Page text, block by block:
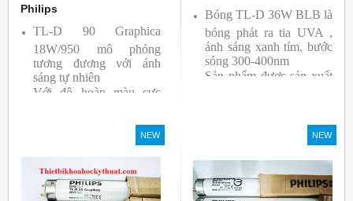
Philips
TL-D 90 Graphica
18W/950 mô phỏng
tương đương với ánh
sáng tự nhiên
Với độ hoàn màu cực
Sản phẩm được sản xuất
bởi hãng Philips, xuất xứ
Ba lan
Bóng TL-D 36W BLB là
bóng phát ra tia UVA ,
ánh sáng xanh tím, bước
sóng 300-400nm
Sản phẩm được sản xuất
NEW NEW